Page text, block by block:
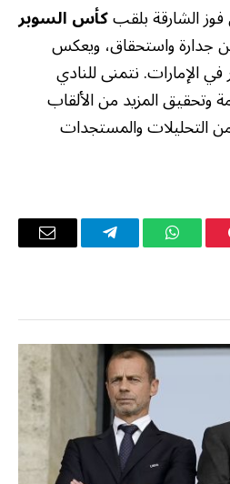
الشارقة بلقبكأس السوبر
جدارة واستحقاق، ويعكس
الإمارات. نتمنى للنادي
وتحقيق المزيد من الألقاب
من التحليلات والمستجدات
واتساب تيلقرام
البريد